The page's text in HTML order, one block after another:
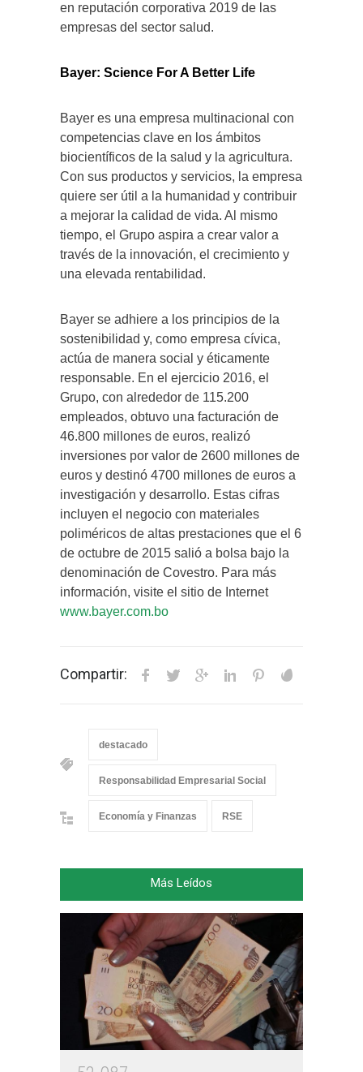
en reputación corporativa 2019 de las
empresas del sector salud.
Bayer: Science For A Better Life
Bayer es una empresa multinacional con
competencias clave en los ámbitos
biocientíficos de la salud y la agricultura.
Con sus productos y servicios, la empresa
quiere ser útil a la humanidad y contribuir
a mejorar la calidad de vida. Al mismo
tiempo, el Grupo aspira a crear valor a
través de la innovación, el crecimiento y
una elevada rentabilidad.
Bayer se adhiere a los principios de la
sostenibilidad y, como empresa cívica,
actúa de manera social y éticamente
responsable. En el ejercicio 2016, el
Grupo, con alrededor de 115.200
empleados, obtuvo una facturación de
46.800 millones de euros, realizó
inversiones por valor de 2600 millones de
euros y destinó 4700 millones de euros a
investigación y desarrollo. Estas cifras
incluyen el negocio con materiales
poliméricos de altas prestaciones que el 6
de octubre de 2015 salió a bolsa bajo la
denominación de Covestro. Para más
información, visite el sitio de Internet
www.bayer.com.bo
Compartir:
destacado
Responsabilidad Empresarial Social
Economía y Finanzas RSE
Más Leídos